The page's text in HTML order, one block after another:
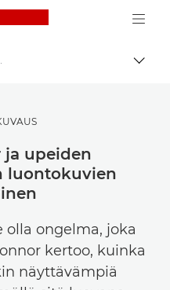
Canon Logo, back
ja upeiden
luontokuvien
olla ongelma, joka
kertoo, kuinka
näyttävämpiä